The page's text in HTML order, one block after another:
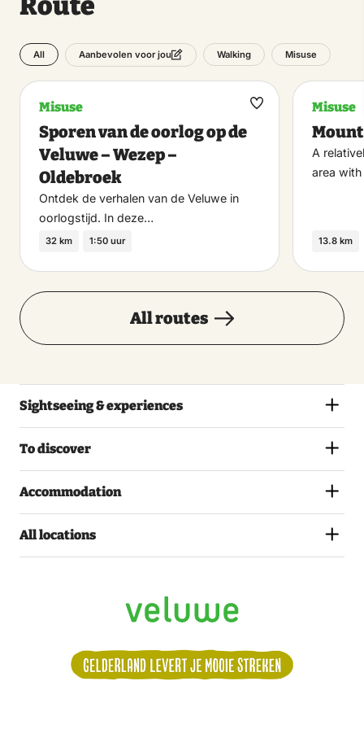
All Aanbevolen voor jou Walking Misuse
Misuse
Sporen van de oorlog op de
Veluwe – Wezep –
Oldebroek
Ontdek de verhalen van de Veluwe in
oorlogstijd. In deze…
32 km 1:50 uur
Maak
Misuse
A
area
13.8 km
All routes
Sightseeing & experiences
To discover
Accommodation
All locations